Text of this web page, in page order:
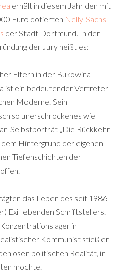
erhält in diesem Jahr den mit
Euro dotierten Nelly-Sachs-
der Stadt Dortmund. In der
der Jury heißt es:
Eltern in der Bukowina
ist ein bedeutender Vertreter
Moderne. Sein
so unerschrockenes wie
Selbstporträt „Die Rückkehr
Hintergrund der eigenen
Tiefenschichten der
das Leben des seit 1986
Exil lebenden Schriftstellers.
in
Kommunist stieß er
politischen Realität, in
mochte.